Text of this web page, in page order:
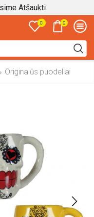
Atšaukti
0 0
Originalūs puodeliai